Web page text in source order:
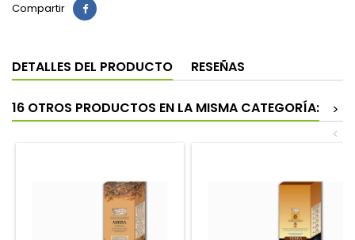
Compartir
DETALLES DEL PRODUCTO RESEÑAS
16 OTROS PRODUCTOS EN LA MISMA CATEGORÍA:
>
<